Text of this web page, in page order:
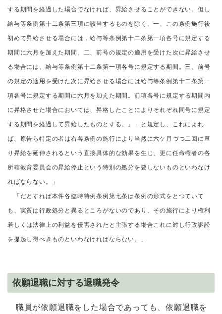
する期間を経過した場合でなければ、昇給させることができない。但し
給与等条例第十二条第三項に該当するものを除く。一、この条例施行後
初めて昇給させる場合には，給与等条例第十二条第一項各号に規定する
期間に六月を加えた期間。二、前号の規定の適用を受けた次に昇給させ
る場合には、給与等条例第十二条第一項各号に規定する期間。三、前号
の規定の適用を受けた次に昇給させる場合には給与等条例第十二条第一
項各号に規定する期間に六月を加えた期間。前項各号に規定する期間内
に昇格させた場合においては、昇格したことによりそれぞれ同号に規定
する期間を経過して昇給したものとする。』…と規定し、これによれ
ば、原告ら特定の者は右各条例の施行により当然に六ケ月づつ二回に亘
り昇給を延伸されるという直接具体的な効果を生じ、更に任命権者の各
所轄教育委員会の昇給停止という特別の処分を要しないものといわなけ
ればならない。」
「だとすれば本件各臨時特例条例第七条は条例の形式をとつていて
も、実質は行政処分と異るところがないのであり、その施行により権利
若しくは法律上の利益を侵害されたと主張する場合これに対し行政訴訟
を提起し得べきものといわなければならない。」
依願退職に対する退職発令
職員が依願退職をした場合であっても、依願退職を